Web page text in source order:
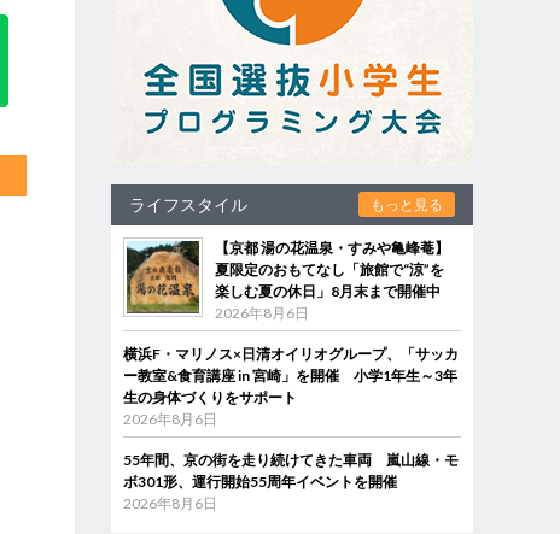
ライフスタイル もっと見る
【京都 湯の花温泉・すみや亀峰菴】
夏限定のおもてなし「旅館で“涼”を
楽しむ夏の休日」8月末まで開催中
2026年8月6日
横浜F・マリノス×日清オイリオグループ、「サッカ
ー教室&食育講座 in 宮崎」を開催 小学1年生～3年
生の身体づくりをサポート
2026年8月6日
55年間、京の街を走り続けてきた車両 嵐山線・モ
ボ301形、運行開始55周年イベントを開催
2026年8月6日